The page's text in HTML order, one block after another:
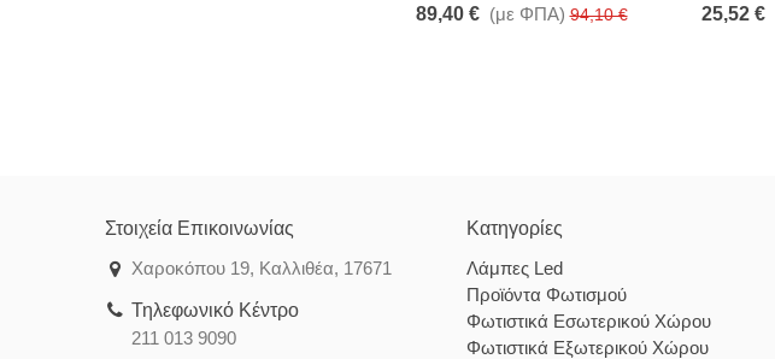
89,40 € (με ΦΠΑ) 94,10 €
25,52 €
Στοιχεία Επικοινωνίας
Χαροκόπου 19, Καλλιθέα, 17671
Τηλεφωνικό Κέντρο
211 013 9090
Κατηγορίες
Λάμπες Led
Προϊόντα Φωτισμού
Φωτιστικά Εσωτερικού Χώρου
Φωτιστικά Εξωτερικού Χώρου